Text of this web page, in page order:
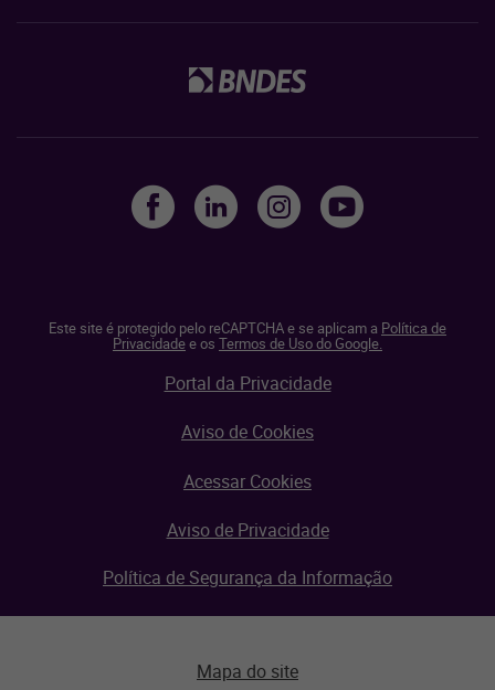
Este site é protegido pelo reCAPTCHA e se aplicam a Política de
Privacidadee os Termos de Uso do Google.
Portal da Privacidade
Aviso de Cookies
Acessar Cookies
Aviso de Privacidade
Política de Segurança da Informação
Mapa do site